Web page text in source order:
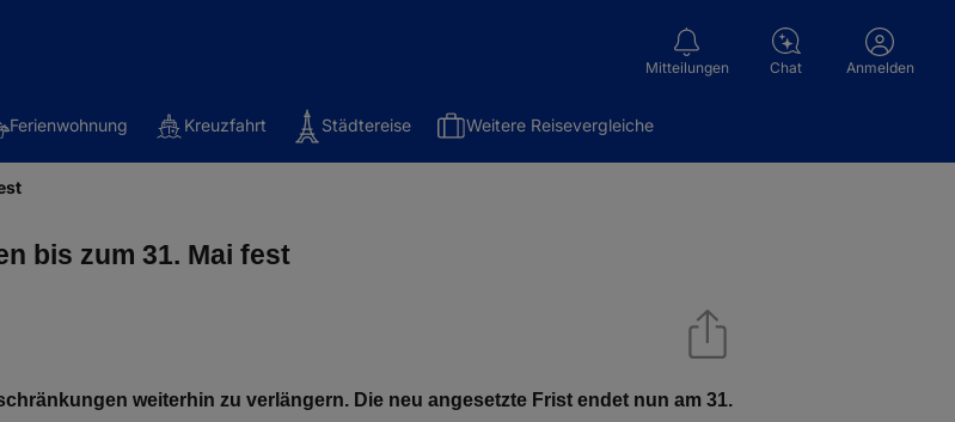
Mitteilungen Chat Anmelden
Ferienwohnung Kreuzfahrt Städtereise Weitere Reisevergleiche
bis zum 31. Mai fest
weiterhin zu verlängern. Die neu angesetzte Frist endet nun am 31.